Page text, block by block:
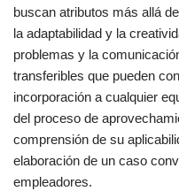
buscan atributos más allá
la adaptabilidad y la
problemas y la
transferibles que pueden
incorporación a cualquier
del proceso de
comprensión de su
elaboración de un caso
empleadores.